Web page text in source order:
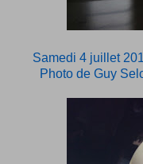
Samedi 4 juillet
Photo de Guy